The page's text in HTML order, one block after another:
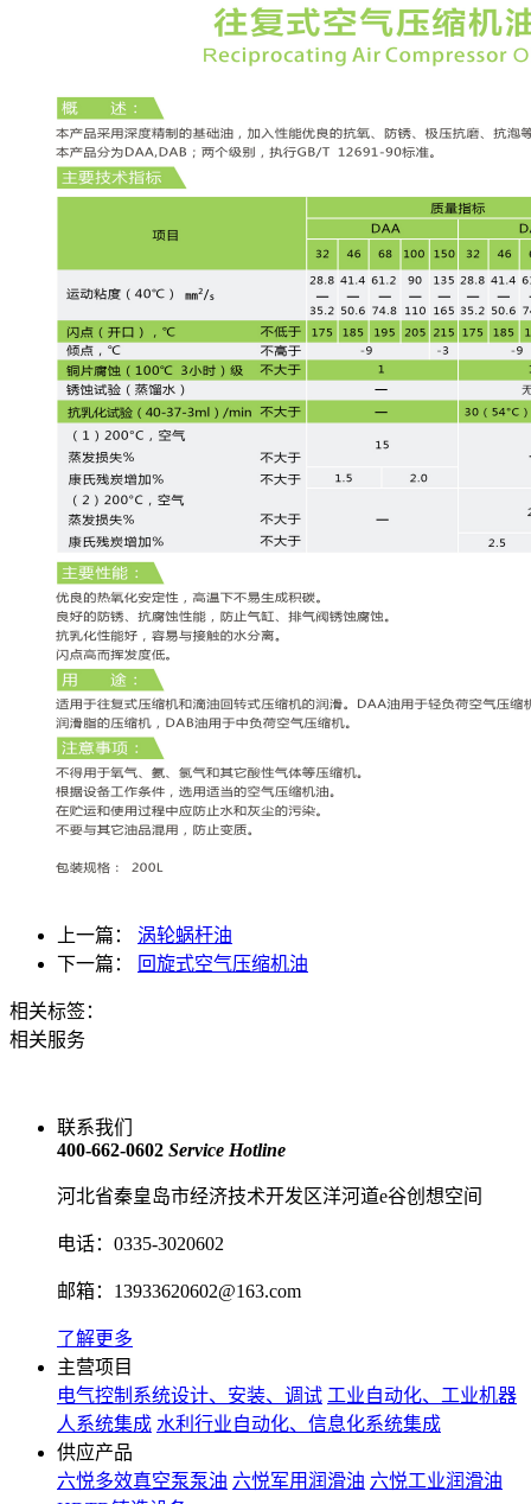
上一篇： 涡轮蜗杆油
下一篇：
回旋式空气压缩机油
相关标签：
相关服务
联系我们
400-662-0602 Service Hotline
河北省秦皇岛市经济技术开发区洋河道e谷创想空间
电话：0335-3020602
邮箱：13933620602@163.com
了解更多
主营项目
电气控制系统设计、安装、调试 工业自动化、工业机器
人系统集成 水利行业自动化、信息化系统集成
供应产品
六悦多效真空泵泵油 六悦军用润滑油 六悦工业润滑油